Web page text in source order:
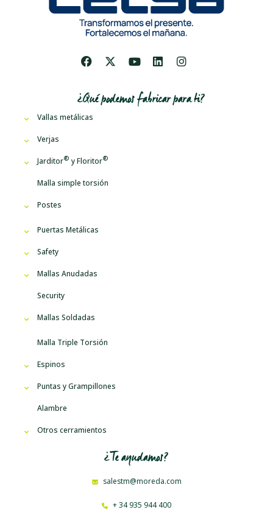
¿Qué podemos fabricar para ti?
Vallas metálicas
Verjas
Jarditor yFloritor
Malla simple torsión
Postes
Puertas Metálicas
Safety
Mallas Anudadas
Security
Mallas Soldadas
Malla Triple Torsión
Espinos
Puntas y Grampillones
Alambre
Otros cerramientos
¿Te ayudamos?
salestm@moreda.com
+ 34 935 944 400